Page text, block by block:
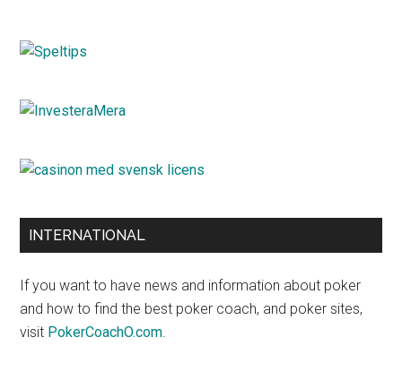
INTERNATIONAL
If you want to have news and information about poker
and how to find the best poker coach, and poker sites,
visit PokerCoachO.com.